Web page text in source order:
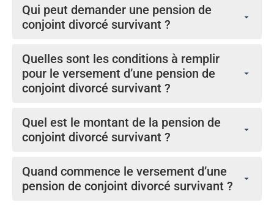
Qui peut demander une pension de
conjoint divorcé survivant ?
retraité(e) qui survit audit/à ladite participant(e) ou
retraité(e), peut demander une pension de conjoint
divorcé survivant.
Quelles sont les conditions à remplir
pour le versement d’une pension de
conjoint divorcé survivant ?
sont décrites dans l’article 35 bis(b) des Statuts de la
CCPPNU.
Le participant a été marié à l'ex-conjoint
pendant une période continue d'au moins dix
ans, au cours de laquelle des cotisations ont été
Quel est le montant de la pension de
conjoint divorcé survivant ?
au service de l’Organisation avant le 1er avril 1999, la
pension de conjoint divorcé survivant est un montant
Quand commence le versement d’une
pension de conjoint divorcé survivant ?